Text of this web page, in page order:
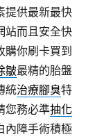
提供最新最快
站而且安全快
購你刷卡買到
皺最精的胎盤
統治療腳臭特
您務必準抽化
內障手術積極